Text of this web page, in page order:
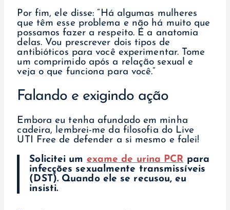
Por fim, ele disse: “Há algumas mulheres
que têm esse problema e não há muito que
possamos fazer a respeito. É a anatomia
delas. Vou prescrever dois tipos de
antibióticos para você experimentar. Tome
um comprimido após a relação sexual e
veja o que funciona para você.”
Falando e exigindo ação
Embora eu tenha afundado em minha
cadeira, lembrei-me da filosofia do Live
UTI Free de defender a si mesmo e falei!
Solicitei um exame de urina PCR para
infecções sexualmente transmissíveis
(DST). Quando ele se recusou, eu
insisti.